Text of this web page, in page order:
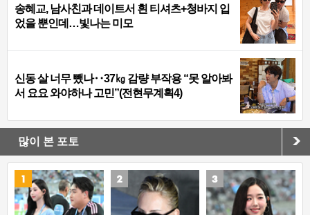
송혜교, 남사친과 데이트서 흰 티셔츠+청바지 입
었을 뿐인데…빛나는 미모
신동 살 너무 뺐나‥37㎏ 감량 부작용 “못 알아봐
서 요요 와야하나 고민”(전현무계획4)
많이 본 포토